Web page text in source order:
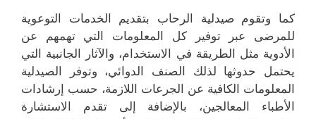
كما وتقوم صيدلية الرحاب بتقديم الخدمات التوعوية
للمرضى عبر توفير كل المعلومات التي تهمهم عن
الأدوية مثل الطريقة في الاستخدام، والآثار الجانبية التي
يحتمل حدوثها لذلك الصنف الدوائي، وتوفر الصيدلية
المعلومات الكافية عن الجرعات اللازمة، حسب إرشادات
الأطباء المعالجين، بالإضافة إلى تقدم الاستشارة